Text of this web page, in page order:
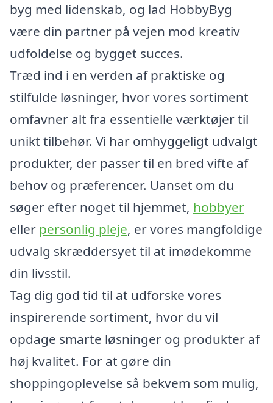
byg med lidenskab, og lad HobbyByg
være din partner på vejen mod kreativ
udfoldelse og bygget succes.
Træd ind i en verden af praktiske og
stilfulde løsninger, hvor vores sortiment
omfavner alt fra essentielle værktøjer til
unikt tilbehør. Vi har omhyggeligt udvalgt
produkter, der passer til en bred vifte af
behov og præferencer. Uanset om du
søger efter noget til hjemmet, hobbyer
eller personlig pleje, er vores mangfoldige
udvalg skræddersyet til at imødekomme
din livsstil.
Tag dig god tid til at udforske vores
inspirerende sortiment, hvor du vil
opdage smarte løsninger og produkter af
høj kvalitet. For at gøre din
shoppingoplevelse så bekvem som mulig,